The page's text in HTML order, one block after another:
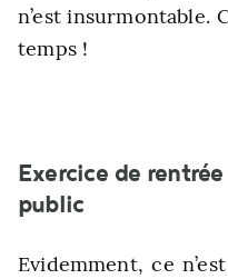
n’est insurmontable.
temps !
Exercice de
public
Evidemment, ce